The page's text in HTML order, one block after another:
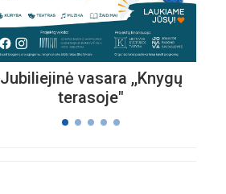
Jubiliejinė vasara ,,Knygų
terasoje"